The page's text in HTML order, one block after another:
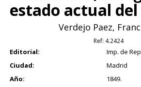
estado actual
Verdejo Paez,
Ref: 4.2424
Editorial:
Imp. de
Ciudad:
Madrid
Año:
1849.